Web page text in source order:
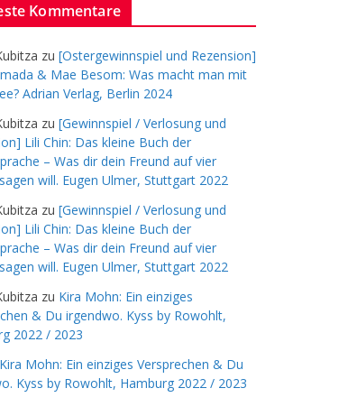
Kommentare
zu [Ostergewinnspiel und Rezension]
& Mae Besom: Was macht man mit
Adrian Verlag, Berlin 2024
zu [Gewinnspiel / Verlosung und
Lili Chin: Das kleine Buch der
– Was dir dein Freund auf vier
will. Eugen Ulmer, Stuttgart 2022
zu [Gewinnspiel / Verlosung und
Lili Chin: Das kleine Buch der
– Was dir dein Freund auf vier
will. Eugen Ulmer, Stuttgart 2022
zu Kira Mohn: Ein einziges
& Du irgendwo. Kyss by Rowohlt,
2022 / 2023
Kira Mohn: Ein einziges Versprechen & Du
Kyss by Rowohlt, Hamburg 2022 / 2023